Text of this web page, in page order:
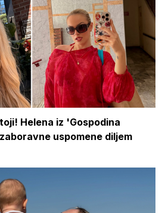
Helena iz 'Gospodina
uspomene diljem